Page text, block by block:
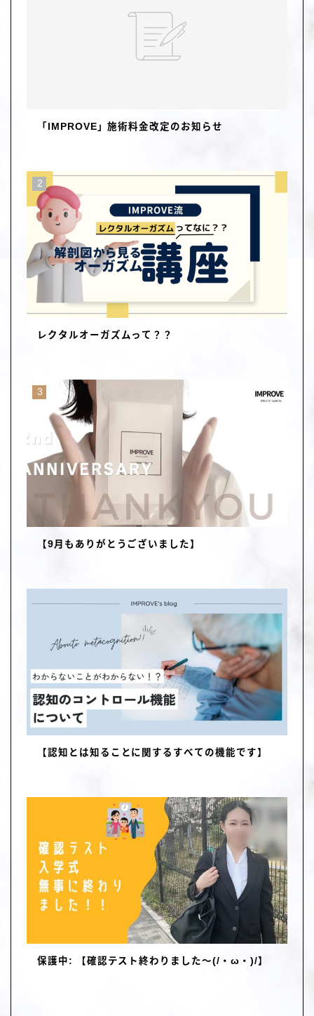
「IMPROVE」施術料金改定のお知らせ
レクタルオーガズムって？？
【9月もありがとうございました】
【認知とは知ることに関するすべての機能です】
保護中: 【確認テスト終わりました～(/・ω・)/】